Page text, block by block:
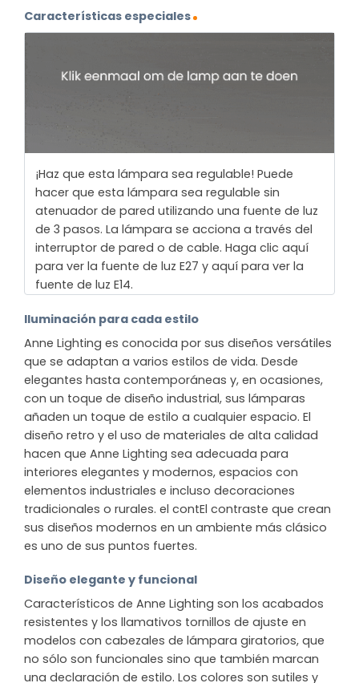
Características especiales
¡Haz que esta lámpara sea regulable! Puede
hacer que esta lámpara sea regulable sin
atenuador de pared utilizando una fuente de luz
de 3 pasos. La lámpara se acciona a través del
interruptor de pared o de cable. Haga clic aquí
para ver la fuente de luz E27 y aquí para ver la
fuente de luz E14.
Iluminación para cada estilo
Anne Lighting es conocida por sus diseños versátiles
que se adaptan a varios estilos de vida. Desde
elegantes hasta contemporáneas y, en ocasiones,
con un toque de diseño industrial, sus lámparas
añaden un toque de estilo a cualquier espacio. El
diseño retro y el uso de materiales de alta calidad
hacen que Anne Lighting sea adecuada para
interiores elegantes y modernos, espacios con
elementos industriales e incluso decoraciones
tradicionales o rurales. el contEl contraste que crean
sus diseños modernos en un ambiente más clásico
es uno de sus puntos fuertes.
Diseño elegante y funcional
Característicos de Anne Lighting son los acabados
resistentes y los llamativos tornillos de ajuste en
modelos con cabezales de lámpara giratorios, que
no sólo son funcionales sino que también marcan
una declaración de estilo. Los colores son sutiles y